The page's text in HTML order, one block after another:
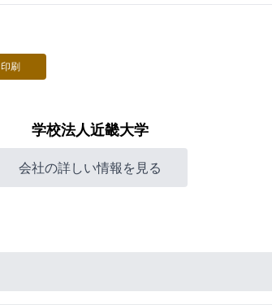
印刷
学校法人近畿大学
会社の詳しい情報を見る